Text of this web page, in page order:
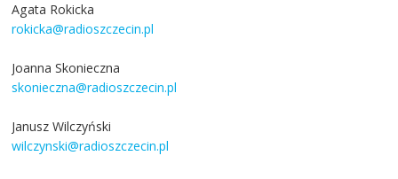
Agata Rokicka
rokicka@radioszczecin.pl
Joanna Skonieczna
skonieczna@radioszczecin.pl
Janusz Wilczyński
wilczynski@radioszczecin.pl